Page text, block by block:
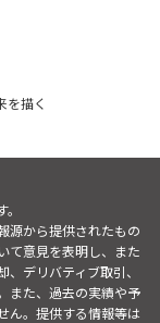
を描く
源から提供されたもの
て意見を表明し、また
デリバティブ取引、
また、過去の実績や予
ん。提供する情報等は